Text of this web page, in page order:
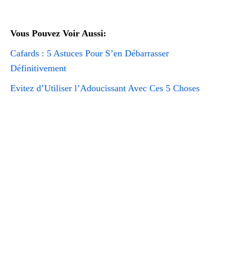
Vous Pouvez Voir Aussi:
Cafards : 5 Astuces Pour S’en Débarrasser
Définitivement
Evitez d’Utiliser l’Adoucissant Avec Ces 5 Choses